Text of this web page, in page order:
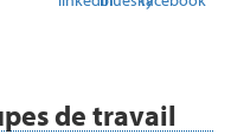
de travail